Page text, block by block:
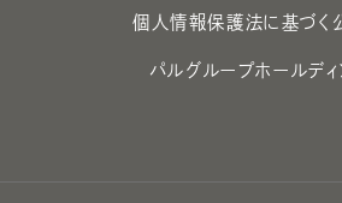
個人情報保護法に基づく
パルグループホールディ